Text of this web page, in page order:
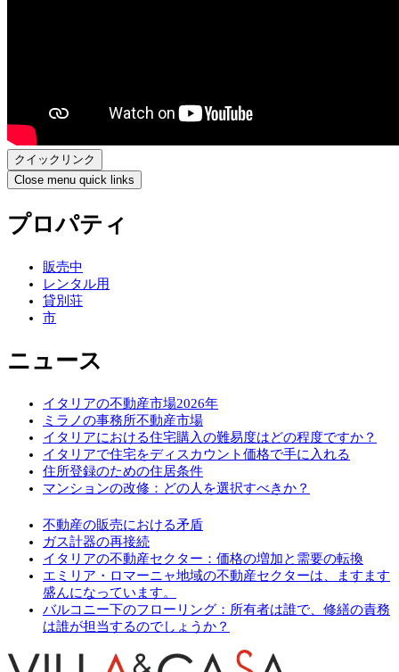
クイックリンク
Close menu quick links
プロパティ
販売中
レンタル用
貸別荘
市
ニュース
イタリアの不動産市場2026年
ミラノの事務所不動産市場
イタリアにおける住宅購入の難易度はどの程度ですか？
イタリアで住宅をディスカウント価格で手に入れる
住所登録のための住居条件
マンションの改修：どの人を選択すべきか？
不動産の販売における矛盾
ガス計器の再接続
イタリアの不動産セクター：価格の増加と需要の転換
エミリア・ロマーニャ地域の不動産セクターは、ますます
盛んになっています。
バルコニー下のフローリング：所有者は誰で、修繕の責務
は誰が担当するのでしょうか？